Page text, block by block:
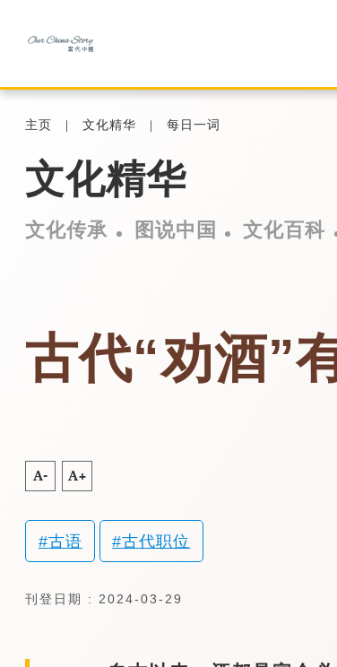
主页 文化精华 每日一词
文化精华
文化传承 图说中国 文化百科
古代“劝酒”
A- A+
古语 古代职位
刊登日期 : 2024-03-29